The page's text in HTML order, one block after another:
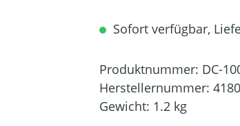
Sofort verfügbar,
Produktnummer: DC-
Herstellernummer:
Gewicht: 1.2 kg